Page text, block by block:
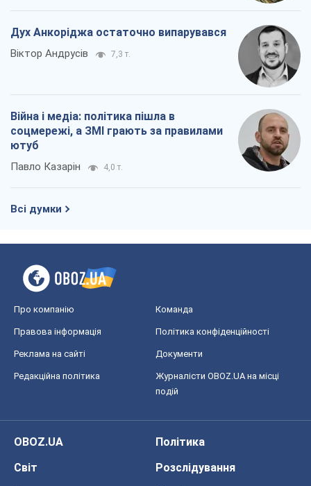
Дух Анкоріджа остаточно випарувався
Віктор Андрусів 7,3 т.
Війна і медіа: політика пішла в
соцмережі, а ЗМІ грають за правилами
ютуб
Павло Казарін 4,0 т.
Всі думки
Про компанію Команда
Правова інформація Політика конфіденційності
Реклама на сайті Документи
Редакційна політика
Журналісти OBOZ.UA на місці
подій
OBOZ.UA
Політика
Світ
Розслідування